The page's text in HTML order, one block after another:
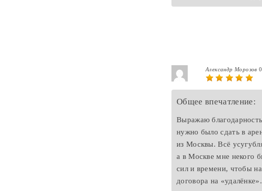
Александр Морозов
Общее впечатление:
Выражаю
нужно было сдать в
из Москвы. Всё
а в Москве мне некого
сил и времени, чтобы
договора на